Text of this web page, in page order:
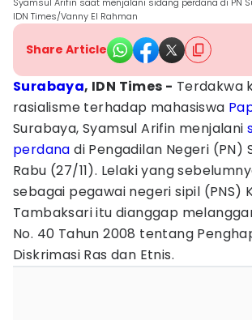
IDN Times/Vanny El Rahman
Share Article
Surabaya, IDN Times - Terdakwa
rasialisme terhadap mahasiswa
Surabaya, Syamsul Arifin menjalani
perdana di Pengadilan Negeri (PN)
Rabu (27/11). Lelaki yang
sebagai pegawai negeri sipil (PNS)
Tambaksari itu dianggap melanggar
No. 40 Tahun 2008 tentang
Diskrimasi Ras dan Etnis.